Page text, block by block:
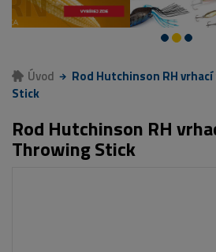
Úvod
Rod Hutchinson RH
Stick
Rod Hutchinson RH
Throwing Stick